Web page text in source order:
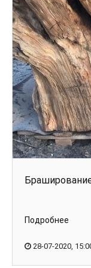
Подробнее
28-07-2020,